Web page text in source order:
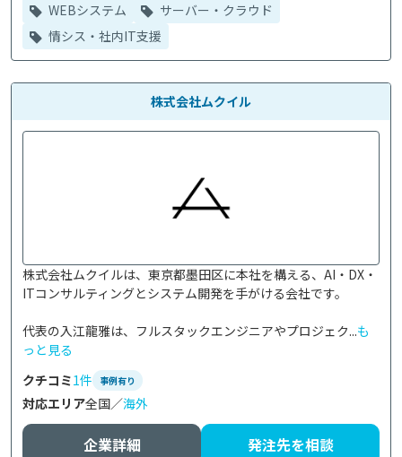
WEBシステム
サーバー・クラウド
情シス・社内IT支援
株式会社ムクイル
株式会社ムクイルは、東京都墨田区に本社を構える、AI・DX・
ITコンサルティングとシステム開発を手がける会社です。
代表の入江龍雅は、フルスタックエンジニアやプロジェク...も
っと見る
クチコミ1件 事例有り
対応エリア全国／海外
企業詳細 発注先を相談